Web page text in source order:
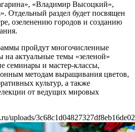
«Владимир Высоцкий»,
Отдельный раздел будет посвящен
озеленению городов и созданию
пройдут многочисленные
актуальные темы «зеленой»
семинары и мастер-классы,
методам выращивания цветов,
культур, а также
от ведущих мировых
uploads/